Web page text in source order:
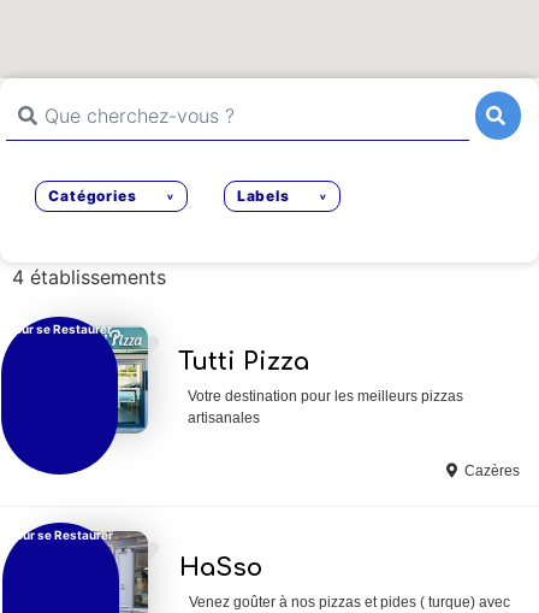
Que cherchez-vous ?
Catégories Labels
4 établissements
Pour se Restaurer
Tutti Pizza
Votre destination pour les meilleurs pizzas
artisanales
Cazères
Pour se Restaurer
HaSso
Venez goûter à nos pizzas et pides ( turque) avec